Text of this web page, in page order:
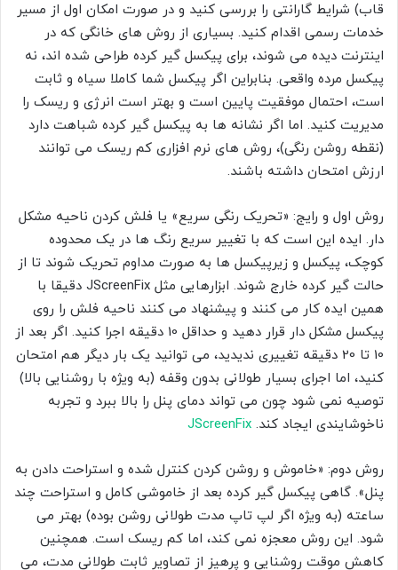
قاب) شرایط گارانتی را بررسی کنید و در صورت امکان اول از مسیر
خدمات رسمی اقدام کنید. بسیاری از روش های خانگی که در
اینترنت دیده می شوند، برای پیکسل گیر کرده طراحی شده اند، نه
پیکسل مرده واقعی. بنابراین اگر پیکسل شما کاملا سیاه و ثابت
است، احتمال موفقیت پایین است و بهتر است انرژی و ریسک را
مدیریت کنید. اما اگر نشانه ها به پیکسل گیر کرده شباهت دارد
(نقطه روشن رنگی)، روش های نرم افزاری کم ریسک می توانند
ارزش امتحان داشته باشند.
روش اول و رایج: «تحریک رنگی سریع» یا فلش کردن ناحیه مشکل
دار. ایده این است که با تغییر سریع رنگ ها در یک محدوده
کوچک، پیکسل و زیرپیکسل ها به صورت مداوم تحریک شوند تا از
حالت گیر کرده خارج شوند. ابزارهایی مثل JScreenFix دقیقا با
همین ایده کار می کنند و پیشنهاد می کنند ناحیه فلش را روی
پیکسل مشکل دار قرار دهید و حداقل 10 دقیقه اجرا کنید. اگر بعد از
10 تا 20 دقیقه تغییری ندیدید، می توانید یک بار دیگر هم امتحان
کنید، اما اجرای بسیار طولانی بدون وقفه (به ویژه با روشنایی بالا)
توصیه نمی شود چون می تواند دمای پنل را بالا ببرد و تجربه
ناخوشایندی ایجاد کند. JScreenFix
روش دوم: «خاموش و روشن کردن کنترل شده و استراحت دادن به
پنل». گاهی پیکسل گیر کرده بعد از خاموشی کامل و استراحت چند
ساعته (به ویژه اگر لپ تاپ مدت طولانی روشن بوده) بهتر می
شود. این روش معجزه نمی کند، اما کم ریسک است. همچنین
کاهش موقت روشنایی و پرهیز از تصاویر ثابت طولانی مدت، می